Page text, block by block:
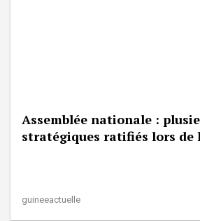
Assemblée nationale :
stratégiques ratifiés lors de
guineeactuelle